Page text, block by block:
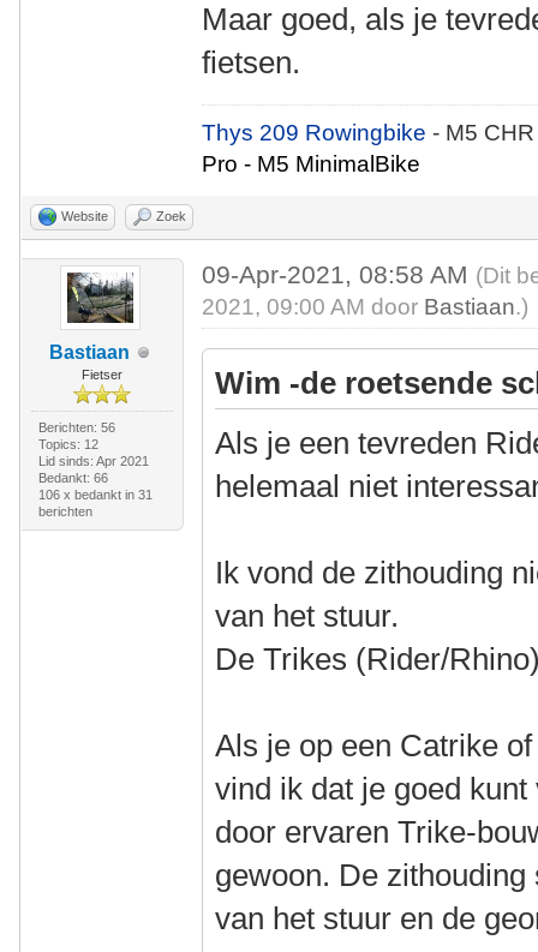
Maar goed, als je
fietsen.
Thys 209 Rowingbike- M5
Pro - M5 MinimalBike
Website Zoek
Bastiaan
Fietser
Berichten: 56
Topics: 12
Lid sinds: Apr 2021
Bedankt: 66
106 x bedankt in 31
berichten
09-Apr-2021, 08:58 AM (Dit
2021, 09:00 AM door Bastiaan.)
Wim -de roetsende
Als je een tevreden
helemaal niet
Ik vond de zithouding
van het stuur.
De Trikes (Rider/
Als je op een Catrike
vind ik dat je goed
door ervaren Trike-
gewoon. De
van het stuur en de